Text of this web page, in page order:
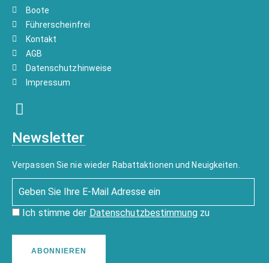
Boote
Führerscheinfrei
Kontakt
AGB
Datenschutzhinweise
Impressum
Newsletter
Verpassen Sie nie wieder Rabattaktionen und Neuigkeiten.
Ich stimme der Datenschutzbestimmungzu
ABONNIEREN